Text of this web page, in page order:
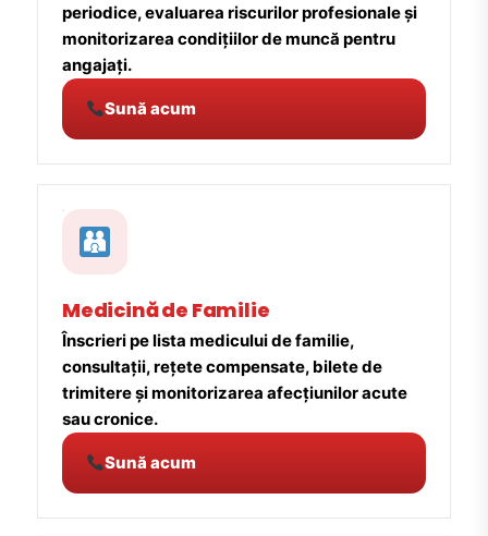
periodice, evaluarea riscurilor profesionale și
monitorizarea condițiilor de muncă pentru
angajați.
Sună acum
Medicină de Familie
Înscrieri pe lista medicului de familie,
consultații, rețete compensate, bilete de
trimitere și monitorizarea afecțiunilor acute
sau cronice.
Sună acum